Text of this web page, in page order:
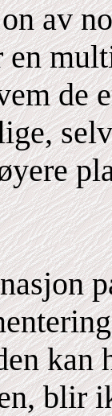
av
de
blir